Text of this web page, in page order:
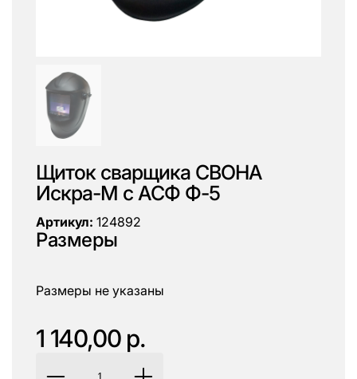
Щиток сварщика СВОНА
Искра-М с АСФ Ф-5
Артикул: 124892
Размеры
Размеры не указаны
1 140,00 р.